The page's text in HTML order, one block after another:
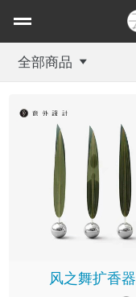
全部商品
风之舞扩香器